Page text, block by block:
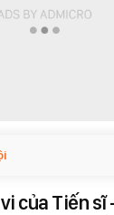
của Tiến sĩ